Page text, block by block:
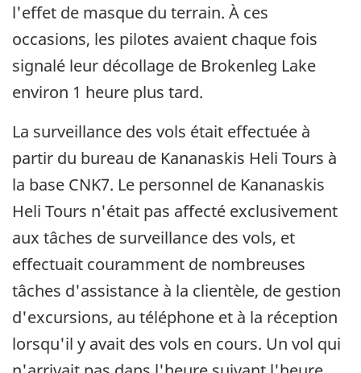
l'effet de masque du terrain. À ces
occasions, les pilotes avaient chaque fois
signalé leur décollage de Brokenleg Lake
environ 1 heure plus tard.
La surveillance des vols était effectuée à
partir du bureau de Kananaskis Heli Tours à
la base CNK7. Le personnel de Kananaskis
Heli Tours n'était pas affecté exclusivement
aux tâches de surveillance des vols, et
effectuait couramment de nombreuses
tâches d'assistance à la clientèle, de gestion
d'excursions, au téléphone et à la réception
lorsqu'il y avait des vols en cours. Un vol qui